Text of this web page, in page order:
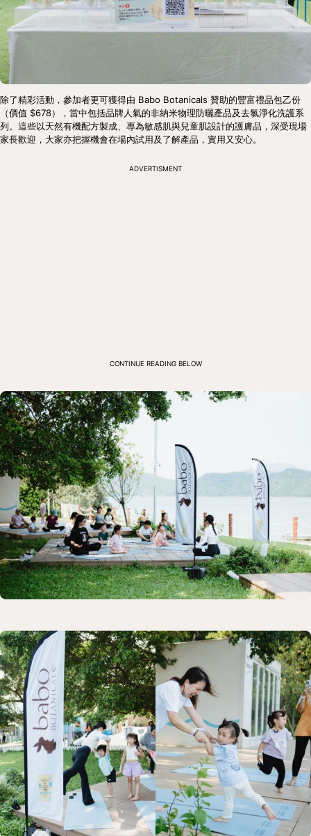
除了精彩活動，參加者更可獲得由 Babo Botanicals 贊助的豐富禮品包乙份
（價值 $678），當中包括品牌人氣的非納米物理防曬產品及去氯淨化洗護系
列。這些以天然有機配方製成、專為敏感肌與兒童肌設計的護膚品，深受現場
家長歡迎，大家亦把握機會在場內試用及了解產品，實用又安心。
ADVERTISMENT
CONTINUE READING BELOW